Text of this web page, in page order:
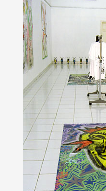
Contact